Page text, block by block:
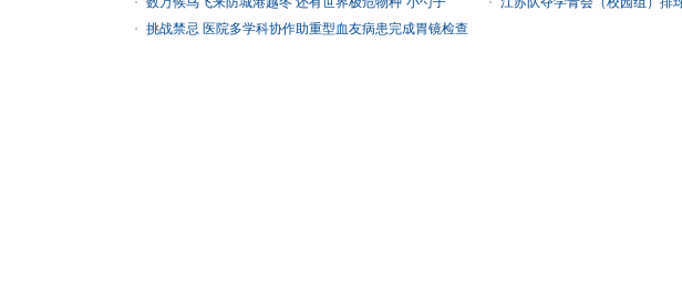
挑战禁忌 医院多学科协作助重型血友病患完成胃镜检查